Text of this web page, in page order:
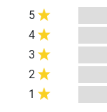
5
4
3
2
1